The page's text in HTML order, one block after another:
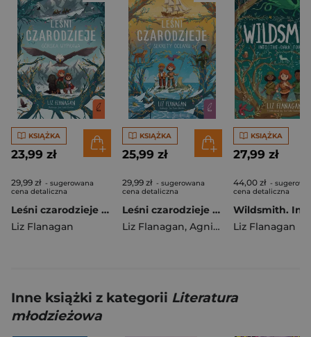
KSIĄŻKA
23,99 zł
29,99 zł - sugerowana
cena detaliczna
Leśni czarodzieje T.4 Górska wyprawa
Liz Flanagan
KSIĄŻKA
25,99 zł
29,99 zł - sugerowana
cena detaliczna
Leśni czarodzieje Sekrety oceanu Tom 3
Liz Flanagan, Agnieszka Wilga
KSIĄŻKA
27,99 zł
44,00 zł -
cena detaliczna
Liz Flanagan
Inne książki z kategorii Literatura
młodzieżowa